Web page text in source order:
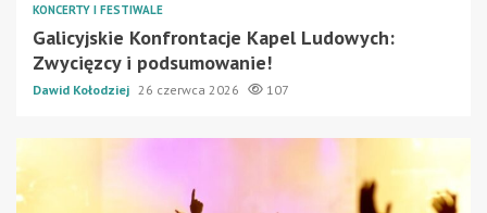
KONCERTY I FESTIWALE
Galicyjskie Konfrontacje Kapel Ludowych:
Zwycięzcy i podsumowanie!
Dawid Kołodziej 26 czerwca 2026 107